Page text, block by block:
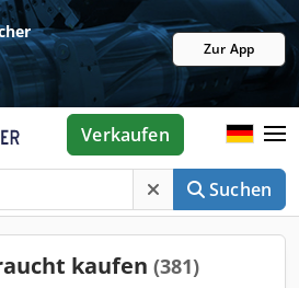
Zur App
Suchen
Verkaufen
kaufen (381)